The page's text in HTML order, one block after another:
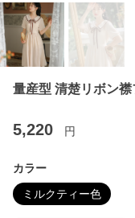
量産型 清楚リボン
5,220 円
カラー
ミルクティー色